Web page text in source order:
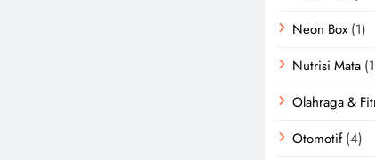
Neon Box (1)
Nutrisi Mata
Olahraga &
Otomotif(4)